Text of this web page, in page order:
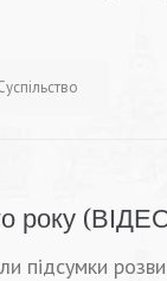
року
підсумки